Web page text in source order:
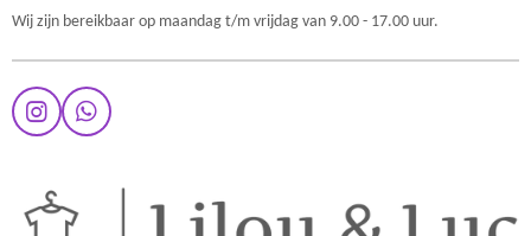
Wij zijn bereikbaar op maandag t/m vrijdag van 9.00 - 17.00 uur.
I
n
a
W
h